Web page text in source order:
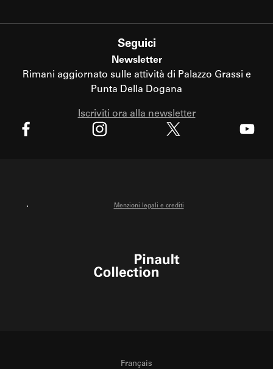
Seguici
Newsletter
Rimani aggiornato sulle attività di Palazzo Grassi e
Punta Della Dogana
Iscriviti ora alla newsletter
Menzioni legali e crediti
Français